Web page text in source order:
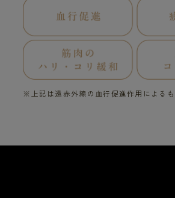
※上記は遠赤外線の血行促進作用による